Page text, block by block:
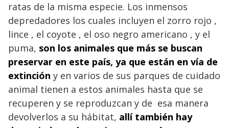
ratas de la misma especie. Los inmensos
depredadores los cuales incluyen el zorro rojo ,
lince , el coyote , el oso negro americano , y el
puma, son los animales que más se buscan
preservar en este país, ya que están en vía de
extinción y en varios de sus parques de cuidado
animal tienen a estos animales hasta que se
recuperen y se reproduzcan y de esa manera
devolverlos a su hábitat, allí también hay